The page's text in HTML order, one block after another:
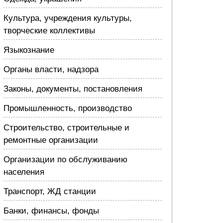
Культура, учреждения культуры,
творческие коллективы
Языкознание
Органы власти, надзора
Законы, документы, постановления
Промышленность, производство
Строительство, строительные и
ремонтные организации
Организации по обслуживанию
населения
Транспорт, ЖД станции
Банки, финансы, фонды